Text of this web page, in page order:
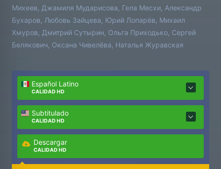
Михеев, Джамиля Мударисова, Гела Месхи, Александр
Бухаров, Любовь Зайцева, Юрий Лопарёв, Михаил
Хмуров, Дмитрий Сутырин, Ольга Приходько, Сергей
Белякович, Оксана Чивелёва, Наталья Журавская
Español Latino
CALIDAD HD
Subtitulado
CALIDAD HD
Descargar
CALIDAD HD